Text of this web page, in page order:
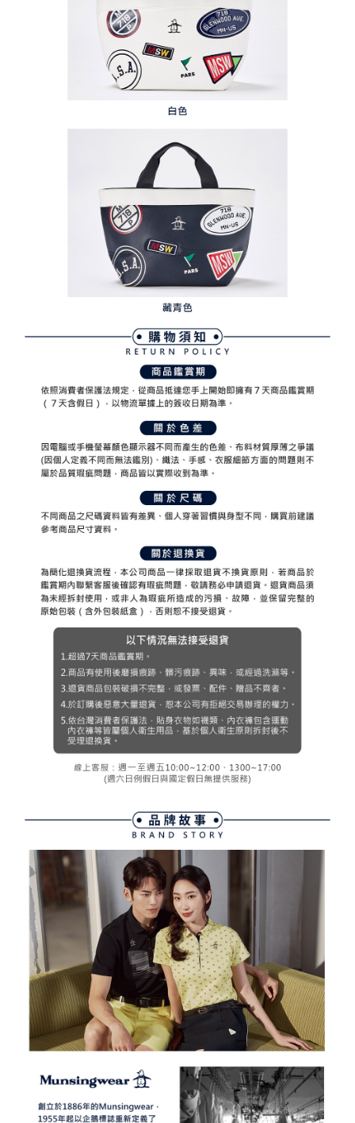
４．使用「AFTEE先享後付」時，將依據個別帳號之用戶狀況，依本公司即
時審查核予不同之上限額度；若仍有額度不足之情形，本公司將視審查結果
請求用戶進行身份認證。
５．嚴禁一人註冊多個帳號或使用他人資訊註冊。若發現惡意使用之情形，
恩沛科技股份有限公司將有權停止該用戶之使用額度並採取法律行動。